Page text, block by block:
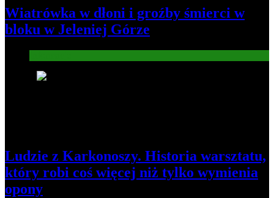
Wiatrówka w dłoni i groźby śmierci w
bloku w Jeleniej Górze
Ludzie z Karkonoszy. Historia warsztatu,
który robi coś więcej niż tylko wymienia
opony